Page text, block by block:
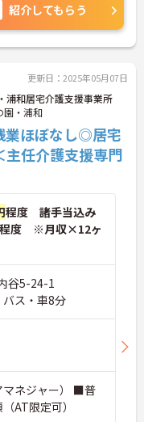
紹介してもらう
更新日：2025年05月07日
和居宅介護支援事業所
・浦和
業ほぼなし◎居宅
主任介護支援専門
程度 諸手当込み
程度 ※月収×12ヶ
谷5-24-1
バス・車8分
ネジャー） ■普
AT限定可）